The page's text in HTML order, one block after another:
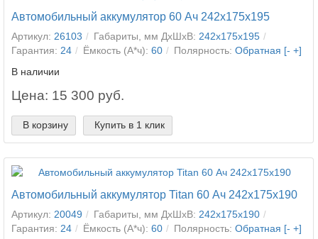
Автомобильный аккумулятор 60 Ач 242x175x195
Артикул: 26103 Габариты, мм ДхШхВ: 242x175x195
Гарантия: 24 Ёмкость (А*ч): 60 Полярность: Обратная [- +]
В наличии
Цена: 15 300 руб.
В корзину Купить в 1 клик
Автомобильный аккумулятор Titan 60 Ач 242x175x190
Артикул: 20049 Габариты, мм ДхШхВ: 242x175x190
Гарантия: 24 Ёмкость (А*ч): 60 Полярность: Обратная [- +]